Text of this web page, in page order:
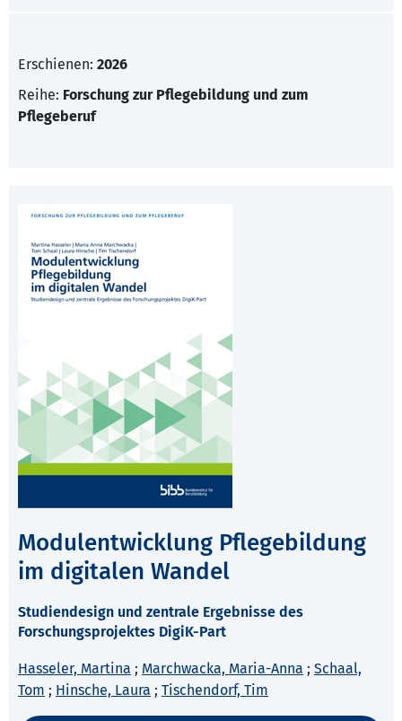
Erschienen: 2026
Reihe: Forschung zur Pflegebildung und zum
Pflegeberuf
Modulentwicklung Pflegebildung
im digitalen Wandel
Studiendesign und zentrale Ergebnisse des
Forschungsprojektes DigiK-Part
Hasseler, Martina ; Marchwacka, Maria-Anna ; Schaal,
Tom ; Hinsche, Laura ; Tischendorf, Tim